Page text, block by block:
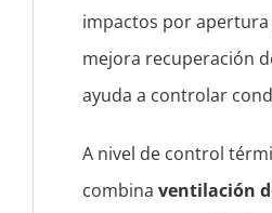
impactos por
mejora recuperación
ayuda a controlar
A nivel de control
combinaventilación